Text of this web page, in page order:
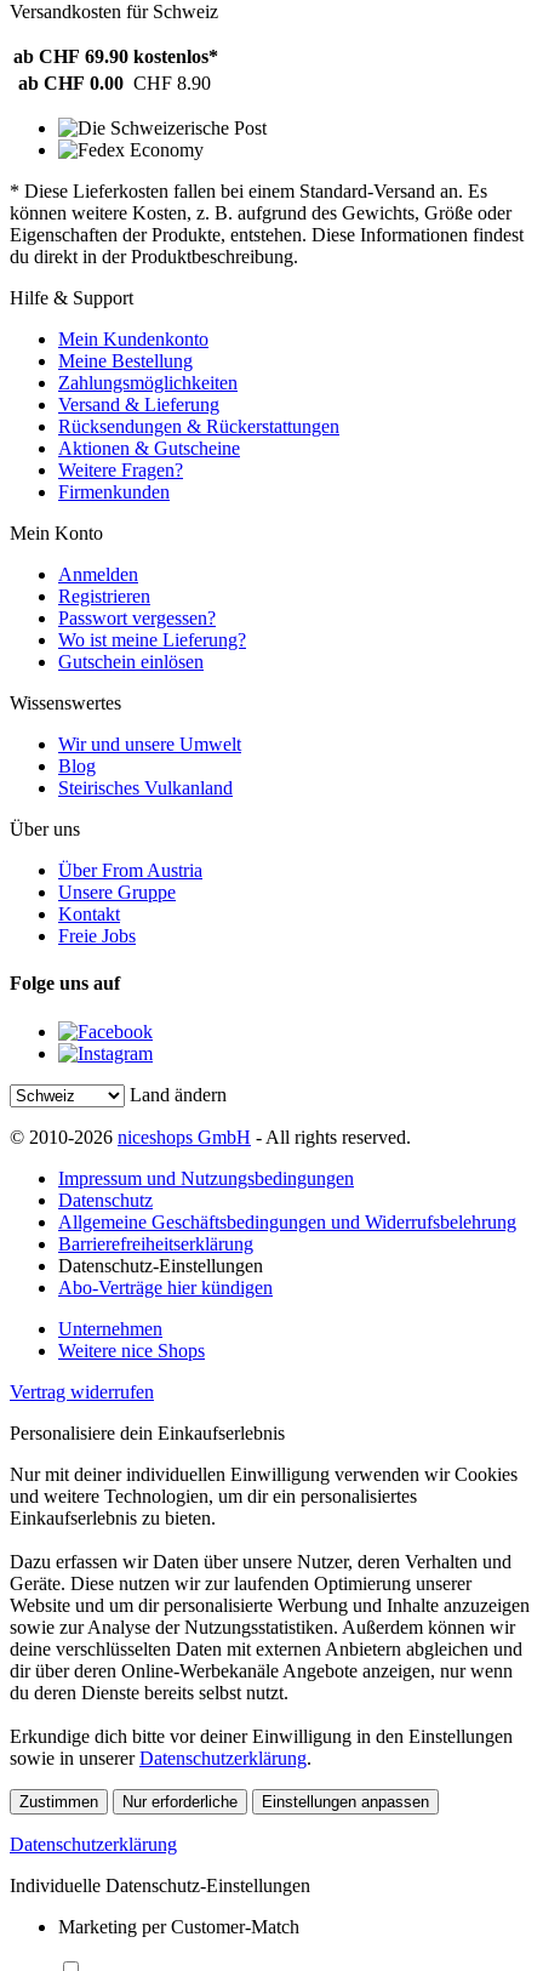
Versandkosten für Schweiz
ab CHF 69.90 kostenlos*
ab CHF 0.00 CHF 8.90
* Diese Lieferkosten fallen bei einem Standard-Versand an. Es
können weitere Kosten, z. B. aufgrund des Gewichts, Größe oder
Eigenschaften der Produkte, entstehen. Diese Informationen findest
du direkt in der Produktbeschreibung.
Hilfe & Support
Mein Kundenkonto
Meine Bestellung
Zahlungsmöglichkeiten
Versand & Lieferung
Rücksendungen & Rückerstattungen
Aktionen & Gutscheine
Weitere Fragen?
Firmenkunden
Mein Konto
Anmelden
Registrieren
Passwort vergessen?
Wo ist meine Lieferung?
Gutschein einlösen
Wissenswertes
Wir und unsere Umwelt
Blog
Steirisches Vulkanland
Über uns
Über From Austria
Unsere Gruppe
Kontakt
Freie Jobs
Folge uns auf
Land ändern
© 2010-2026 niceshops GmbH - All rights reserved.
Impressum und Nutzungsbedingungen
Datenschutz
Allgemeine Geschäftsbedingungen und Widerrufsbelehrung
Barrierefreiheitserklärung
Datenschutz-Einstellungen
Abo-Verträge hier kündigen
Unternehmen
Weitere nice Shops
Vertrag widerrufen
Personalisiere dein Einkaufserlebnis
Nur mit deiner individuellen Einwilligung verwenden wir Cookies
und weitere Technologien, um dir ein personalisiertes
Einkaufserlebnis zu bieten.
Dazu erfassen wir Daten über unsere Nutzer, deren Verhalten und
Geräte. Diese nutzen wir zur laufenden Optimierung unserer
Website und um dir personalisierte Werbung und Inhalte anzuzeigen
sowie zur Analyse der Nutzungsstatistiken. Außerdem können wir
deine verschlüsselten Daten mit externen Anbietern abgleichen und
dir über deren Online-Werbekanäle Angebote anzeigen, nur wenn
du deren Dienste bereits selbst nutzt.
Erkundige dich bitte vor deiner Einwilligung in den Einstellungen
sowie in unsererDatenschutzerklärung.
Zustimmen Nur erforderliche Einstellungen anpassen
Datenschutzerklärung
Individuelle Datenschutz-Einstellungen
Marketing per Customer-Match